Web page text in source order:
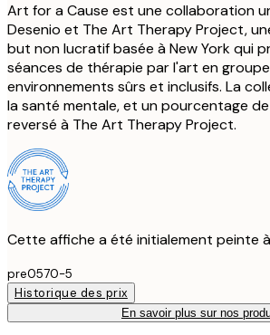
Art for a Cause est une collaboration
Desenio et The Art Therapy Project,
but non lucratif basée à New York qui
séances de thérapie par l'art en
environnements sûrs et inclusifs. La
la santé mentale, et un pourcentage
reversé à The Art Therapy Project.
Cette affiche a été initialement peinte à
pre0570-5
Historique des prix
En savoir plus sur nos